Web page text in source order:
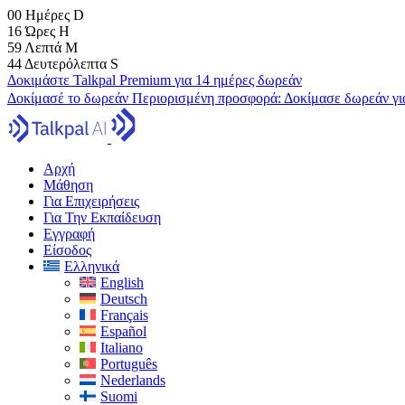
00 Ημέρες D
16 Ώρες H
59 Λεπτά M
43 Δευτερόλεπτα S
Δοκιμάστε Talkpal Premium για 14 ημέρες δωρεάν
Δοκίμασέ το δωρεάν Περιορισμένη προσφορά: Δοκίμασε δωρεάν
Αρχή
Μάθηση
Για Επιχειρήσεις
Για Την Εκπαίδευση
Εγγραφή
Είσοδος
Ελληνικά
English
Deutsch
Français
Español
Italiano
Português
Nederlands
Suomi